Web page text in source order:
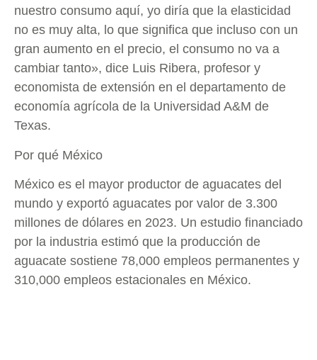
nuestro consumo aquí, yo diría que la elasticidad
no es muy alta, lo que significa que incluso con un
gran aumento en el precio, el consumo no va a
cambiar tanto», dice Luis Ribera, profesor y
economista de extensión en el departamento de
economía agrícola de la Universidad A&M de
Texas.
Por qué México
México es el mayor productor de aguacates del
mundo y exportó aguacates por valor de 3.300
millones de dólares en 2023. Un estudio financiado
por la industria estimó que la producción de
aguacate sostiene 78,000 empleos permanentes y
310,000 empleos estacionales en México.